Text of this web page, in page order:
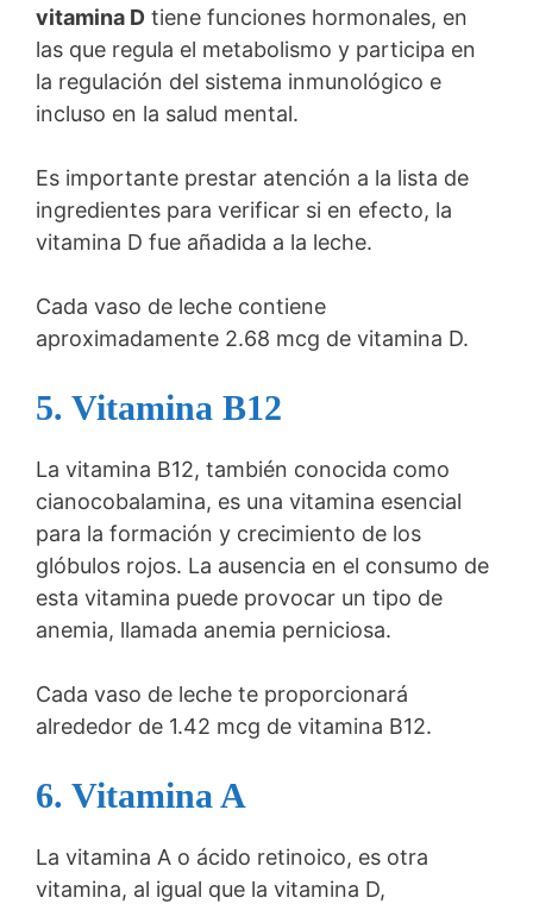
vitamina D tiene funciones hormonales, en
las que regula el metabolismo y participa en
la regulación del sistema inmunológico e
incluso en la salud mental.
Es importante prestar atención a la lista de
ingredientes para verificar si en efecto, la
vitamina D fue añadida a la leche.
Cada vaso de leche contiene
aproximadamente 2.68 mcg de vitamina D.
5. Vitamina B12
La vitamina B12, también conocida como
cianocobalamina, es una vitamina esencial
para la formación y crecimiento de los
glóbulos rojos. La ausencia en el consumo de
esta vitamina puede provocar un tipo de
anemia, llamada anemia perniciosa.
Cada vaso de leche te proporcionará
alrededor de 1.42 mcg de vitamina B12.
6. Vitamina A
La vitamina A o ácido retinoico, es otra
vitamina, al igual que la vitamina D,